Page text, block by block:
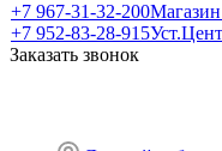
+7 967-31-32-200
+7 952-83-28-915
Заказать звонок